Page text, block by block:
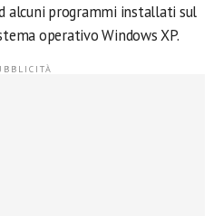
alcuni programmi installati sul
operativo Windows XP.